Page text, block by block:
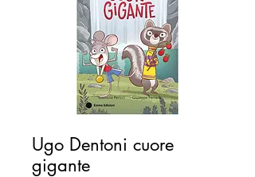
Ugo Dentoni cuore
gigante